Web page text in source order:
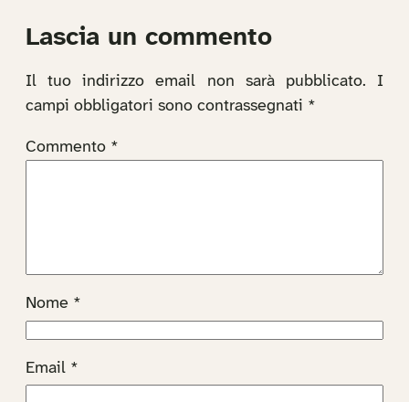
Lascia un commento
Il tuo indirizzo email non sarà pubblicato.
I
campi obbligatori sono contrassegnati *
Commento *
Nome *
Email *